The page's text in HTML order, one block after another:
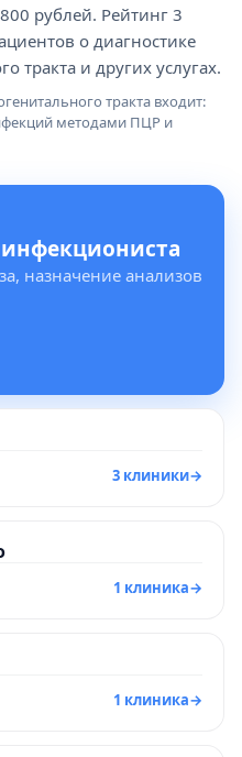
рублей. Рейтинг 3
о диагностике
тракта и других услугах.
тракта входит:
методами ПЦР и
назначение анализов
3 клиники→
1 клиника→
1 клиника→